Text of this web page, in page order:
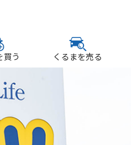
買う くるまを売る